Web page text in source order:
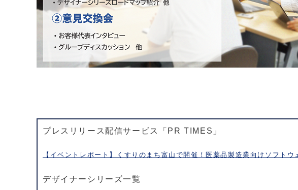
プレスリリース配信サービス「PR TIMES」
【イベントレポート】くすりのまち富山で開催！医薬品製造業向けソフト
デザイナーシリーズ一覧